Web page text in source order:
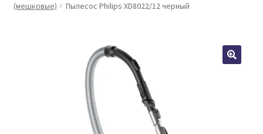
Мой аккаунт
(мешковые)
Пылесос Philips XD8022/12 черный